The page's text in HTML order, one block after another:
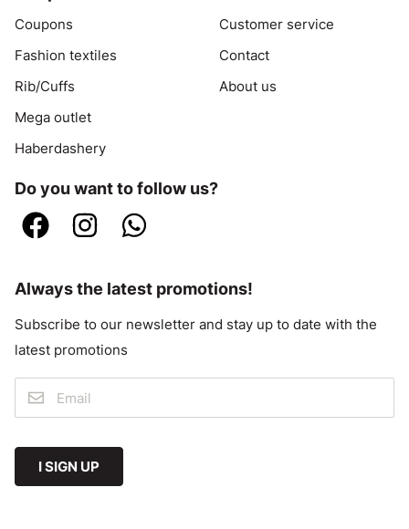
Coupons
Fashion textiles
Rib/Cuffs
Mega outlet
Haberdashery
Customer service
Contact
About us
Do you want to follow us?
Always the latest promotions!
Subscribe to our newsletter and stay up to date with the
latest promotions
I SIGN UP